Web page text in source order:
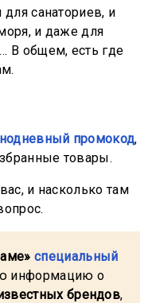
санаториев, и
и даже для
В общем, есть где
промокод,
товары.
и насколько там
специальный
информацию о
брендов,